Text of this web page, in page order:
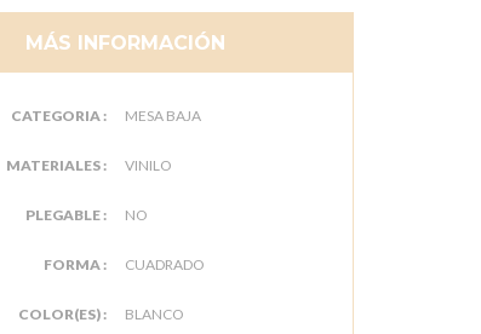
MÁS INFORMACIÓN
CATEGORIA : MESA BAJA
MATERIALES : VINILO
PLEGABLE : NO
FORMA : CUADRADO
COLOR(ES) : BLANCO